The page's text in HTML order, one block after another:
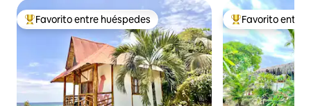
Favorito entre los huéspedes más destacados
Favorito entre huéspedes Favorito entre
Favorito entre